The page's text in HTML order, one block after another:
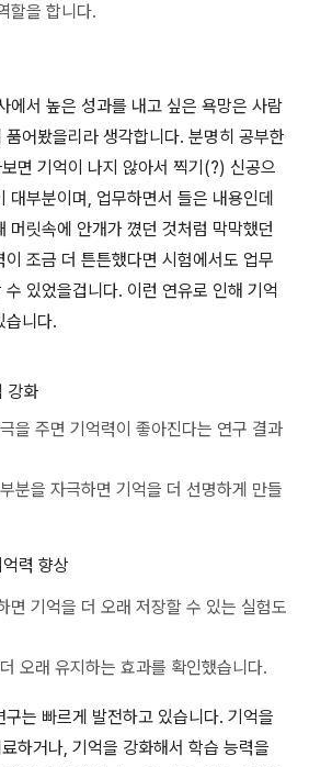
할을 합니다.
에서 높은 성과를 내고 싶은 욕망은 사람
어봤을리라 생각합니다. 분명히 공부한
면 기억이 나지 않아서 찍기(?) 신공으
대부분이며, 업무하면서 들은 내용인데
머릿속에 안개가 꼈던 것처럼 막막했던
조금 더 튼튼했다면 시험에서도 업무
있었을겁니다. 이런 연유로 인해 기억
습니다.
강화
을 주면 기억력이 좋아진다는 연구 결과
분을 자극하면 기억을 더 선명하게 만들
력 향상
면 기억을 더 오래 저장할 수 있는 실험도
오래 유지하는 효과를 확인했습니다.
는 빠르게 발전하고 있습니다. 기억을
하거나, 기억을 강화해서 학습 능력을